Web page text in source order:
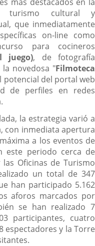
turismo cultural y
que inmediatamente
on-line como
para cocineros
juego), de fotografía
la novedosa "Filmoteca
potencial del portal web
de perfiles en redes
la estrategia varió a
con inmediata apertura
a los eventos de
este periodo cerca de
Oficinas de Turismo
un total de 347
han participado 5.162
aforos marcados por
se han realizado 7
participantes, cuatro
espectadores y la Torre